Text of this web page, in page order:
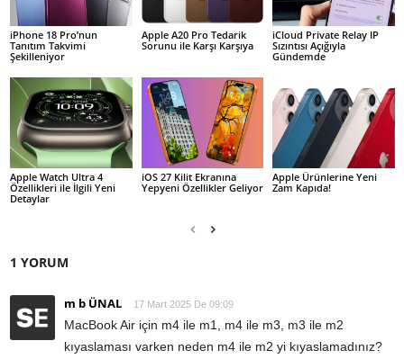
iPhone 18 Pro’nun
Tanıtım Takvimi
Şekilleniyor
Apple A20 Pro Tedarik
Sorunu ile Karşı Karşıya
iCloud Private Relay IP
Sızıntısı Açığıyla
Gündemde
Apple Watch Ultra 4
Özellikleri ile İlgili Yeni
Detaylar
iOS 27 Kilit Ekranına
Yepyeni Özellikler Geliyor
Apple Ürünlerine Yeni
Zam Kapıda!
1 YORUM
m b ÜNAL 17 Mart 2025 De 09:09
MacBook Air için m4 ile m1, m4 ile m3, m3 ile m2
kıyaslaması varken neden m4 ile m2 yi kıyaslamadınız?